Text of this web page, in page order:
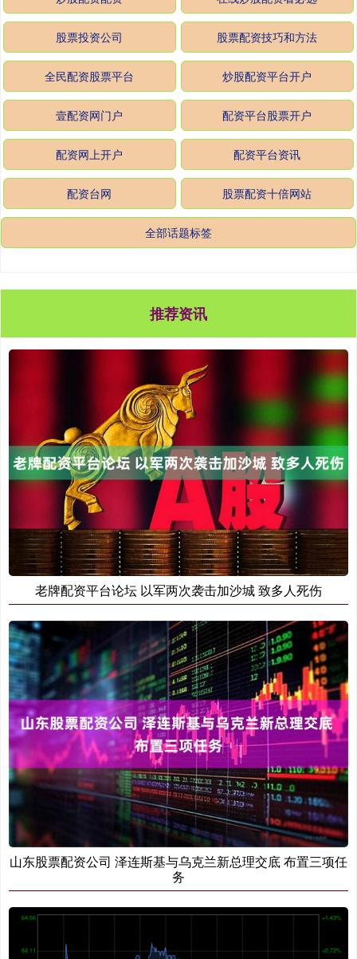
股票投资公司 股票配资技巧和方法
全民配资股票平台 炒股配资平台开户
壹配资网门户 配资平台股票开户
配资网上开户 配资平台资讯
配资台网 股票配资十倍网站
全部话题标签
推荐资讯
老牌配资平台论坛 以军两次袭击加沙城 致多人死伤
山东股票配资公司 泽连斯基与乌克兰新总理交底 布置三项任
务